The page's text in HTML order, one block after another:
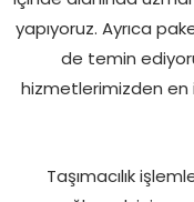
yapıyoruz. Ayrıca
de temin
hizmetlerimizden en
Taşımacılık